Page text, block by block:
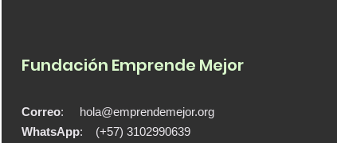
Fundación Emprende Mejor
Correo:
hola@emprendemejor.org
WhatsApp: (+57) 3102990639